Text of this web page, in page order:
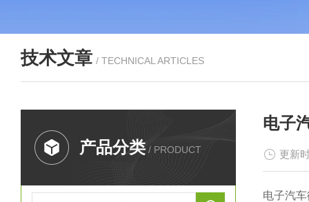
技术文章 / TECHNICAL ARTICLES
产品分类 / PRODUCT
电子
更新
电子汽